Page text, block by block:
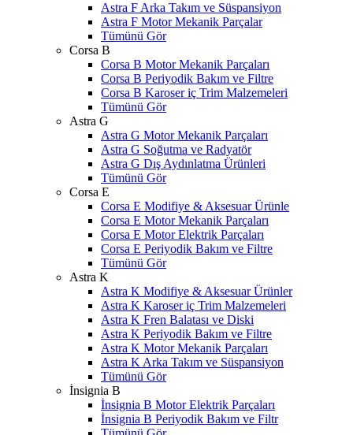
Astra F Arka Takım ve Süspansiyon
Astra F Motor Mekanik Parçalar
Tümünü Gör
Corsa B
Corsa B Motor Mekanik Parçaları
Corsa B Periyodik Bakım ve Filtre
Corsa B Karoser iç Trim Malzemeleri
Tümünü Gör
Astra G
Astra G Motor Mekanik Parçaları
Astra G Soğutma ve Radyatör
Astra G Dış Aydınlatma Ürünleri
Tümünü Gör
Corsa E
Corsa E Modifiye & Aksesuar Ürünle
Corsa E Motor Mekanik Parçaları
Corsa E Motor Elektrik Parçaları
Corsa E Periyodik Bakım ve Filtre
Tümünü Gör
Astra K
Astra K Modifiye & Aksesuar Ürünler
Astra K Karoser iç Trim Malzemeleri
Astra K Fren Balatası ve Diski
Astra K Periyodik Bakım ve Filtre
Astra K Motor Mekanik Parçaları
Astra K Arka Takım ve Süspansiyon
Tümünü Gör
İnsignia B
İnsignia B Motor Elektrik Parçaları
İnsignia B Periyodik Bakım ve Filtr